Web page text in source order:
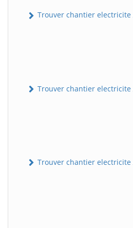
Trouver chantier
Trouver chantier
Trouver chantier electricite